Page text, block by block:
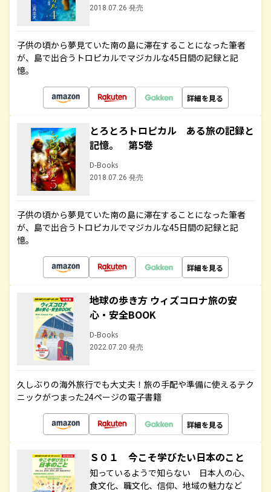
2018.07.26 発売
子供の頃から夢見ていた南の島に滞在することになった筆者
が、島で出合うトロピカルでマジカルな45日間の記録と記
憶。
詳細を見る
とろとろトロピカル ある旅の記録と
記憶。 第5巻
D-Books
2018.07.26 発売
子供の頃から夢見ていた南の島に滞在することになった筆者
が、島で出合うトロピカルでマジカルな45日間の記録と記
憶。
詳細を見る
地球の歩き方 ウィズコロナ旅の安
心・安全BOOK
D-Books
2022.07.20 発売
久しぶりの海外旅行でも大丈夫！旅の手配や準備に使えるテク
ニックがつまった24ページの電子書籍
詳細を見る
Ｓ０１ 今こそ学びたい日本のこと
知っているようで知らない 日本人の心、
食文化、職文化、信仰、地域の魅力など